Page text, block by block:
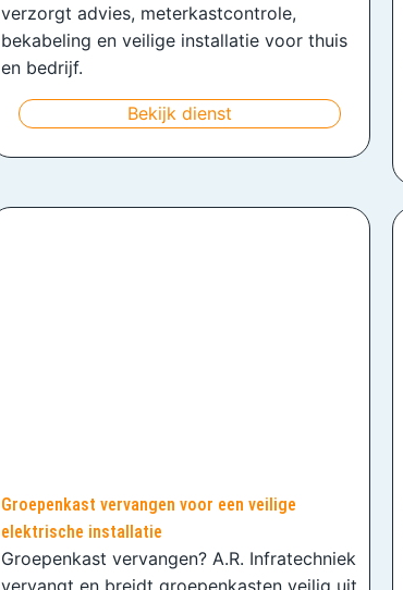
verzorgt advies, meterkastcontrole,
bekabeling en veilige installatie voor thuis
en bedrijf.
Bekijk dienst
Groepenkast vervangen voor een veilige
elektrische installatie
Groepenkast vervangen? A.R. Infratechniek